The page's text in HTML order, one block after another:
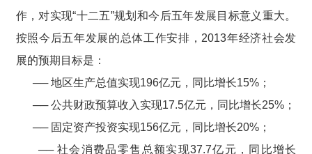
作，对实现“十二五”规划和今后五年发展目标意义重大。
按照今后五年发展的总体工作安排，2013年经济社会发
展的预期目标是：
── 地区生产总值实现196亿元，同比增长15%；
── 公共财政预算收入实现17.5亿元，同比增长25%；
── 固定资产投资实现156亿元，同比增长20%；
── 社会消费品零售总额实现37.7亿元，同比增长